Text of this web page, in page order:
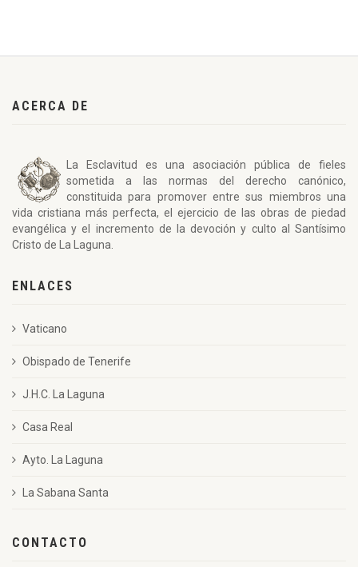
ACERCA DE
La Esclavitud es una asociación pública de fieles
sometida a las normas del derecho canónico,
constituida para promover entre sus miembros una
vida cristiana más perfecta, el ejercicio de las obras de piedad
evangélica y el incremento de la devoción y culto al Santísimo
Cristo de La Laguna.
ENLACES
Vaticano
Obispado de Tenerife
J.H.C. La Laguna
Casa Real
Ayto. La Laguna
La Sabana Santa
CONTACTO